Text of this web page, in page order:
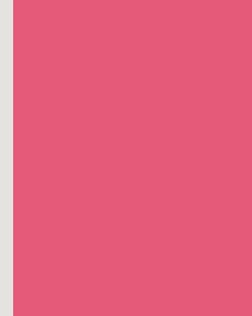
AUVERGNE